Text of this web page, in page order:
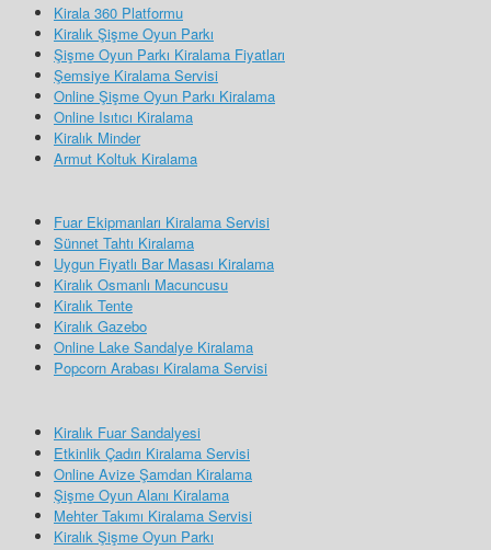
Kirala 360 Platformu
Kiralık Şişme Oyun Parkı
Şişme Oyun Parkı Kiralama Fiyatları
Şemsiye Kiralama Servisi
Online Şişme Oyun Parkı Kiralama
Online Isıtıcı Kiralama
Kiralık Minder
Armut Koltuk Kiralama
Fuar Ekipmanları Kiralama Servisi
Sünnet Tahtı Kiralama
Uygun Fiyatlı Bar Masası Kiralama
Kiralık Osmanlı Macuncusu
Kiralık Tente
Kiralık Gazebo
Online Lake Sandalye Kiralama
Popcorn Arabası Kiralama Servisi
Kiralık Fuar Sandalyesi
Etkinlik Çadırı Kiralama Servisi
Online Avize Şamdan Kiralama
Şişme Oyun Alanı Kiralama
Mehter Takımı Kiralama Servisi
Kiralık Şişme Oyun Parkı